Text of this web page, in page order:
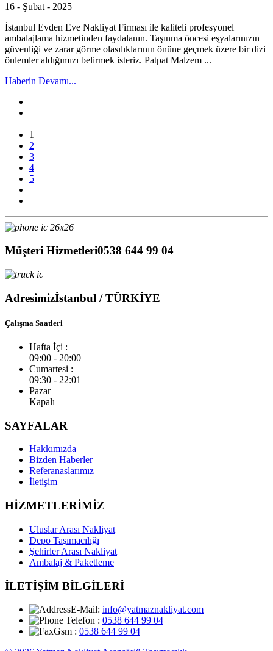
16 - Şubat - 2025
İstanbul Evden Eve Nakliyat Firması ile kaliteli profesyonel
ambalajlama hizmetinden faydalanın. Taşınma öncesi eşyalarınızın
güvenliği ve zarar görme olasılıklarının önüne geçmek üzere bir dizi
önlemler aldığımızı belirmek isteriz. Patpat Malzem ...
Haberin Devamı...
|
1
2
3
4
5
|
Müşteri Hizmetleri0538 644 99 04
Adresimizİstanbul / TÜRKİYE
Çalışma Saatleri
Hafta İçi :
09:00 - 20:00
Cumartesi :
09:30 - 22:01
Pazar
Kapalı
SAYFALAR
Hakkımızda
Bizden Haberler
Referanaslarımız
İletişim
HİZMETLERİMİZ
Uluslar Arası Nakliyat
Depo Taşımacılığı
Şehirler Arası Nakliyat
Ambalaj & Paketleme
İLETİŞİM BİLGİLERİ
E-Mail: info@yatmaznakliyat.com
Telefon : 0538 644 99 04
Gsm : 0538 644 99 04